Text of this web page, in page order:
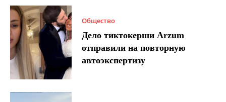
Общество
Дело тиктокерши Arzum
отправили на повторную
автоэкспертизу